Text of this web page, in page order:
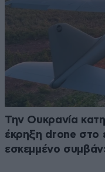
Την Ουκρανία
έκρηξη drone
εσκεμμένο